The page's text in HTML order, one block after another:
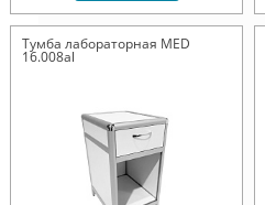
Тумба лабораторная MED
16.008al